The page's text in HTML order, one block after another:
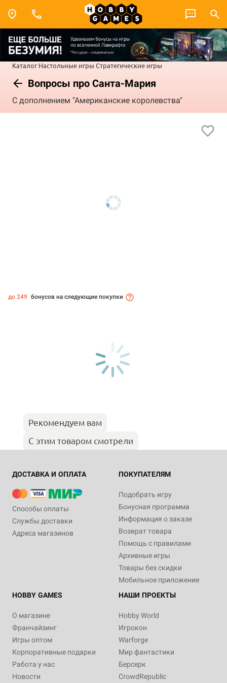
Каталог Настольные игры Стратегические игры
Вопросы про Санта-Мария
С дополнением "Американские королевства"
до 249 бонусов на следующие покупки
Рекомендуем вам
С этим товаром смотрели
ДОСТАВКА И ОПЛАТА
Способы оплаты
Службы доставки
Адреса магазинов
ПОКУПАТЕЛЯМ
Подобрать игру
Бонусная программа
Информация о заказе
Возврат товара
Помощь с правилами
Архивные игры
Товары без скидки
Мобильное приложение
HOBBY GAMES
О магазине
Франчайзинг
Игры оптом
Корпоративные подарки
Работа у нас
Новости
НАШИ ПРОЕКТЫ
Hobby World
Игрокон
Warforge
Мир фантастики
Берсерк
CrowdRepublic